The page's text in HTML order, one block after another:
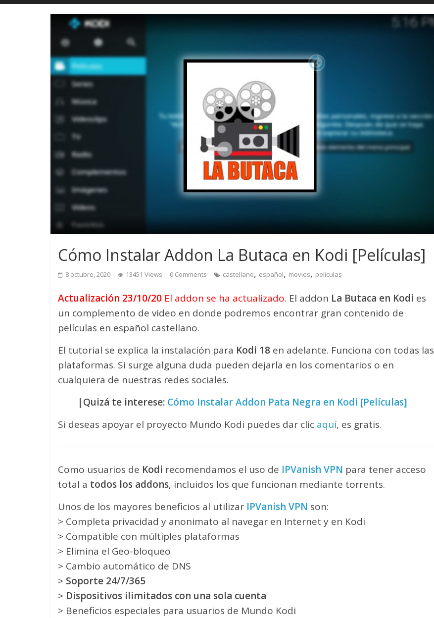
Cómo Instalar Addon La Butaca en Kodi [Películas]
8 octubre, 2020 13451 Views 0 Comments castellano, español, movies, peliculas
Actualización 23/10/20 El addon se ha actualizado. El addon La Butaca en Kodi es
un complemento de video en donde podremos encontrar gran contenido de
películas en español castellano.
El tutorial se explica la instalación para Kodi 18 en adelante. Funciona con todas las
plataformas. Si surge alguna duda pueden dejarla en los comentarios o en
cualquiera de nuestras redes sociales.
|Quizá te interese: Cómo Instalar Addon Pata Negra en Kodi [Películas]
Si deseas apoyar el proyecto Mundo Kodi puedes dar clic aquí, es gratis.
Como usuarios de Kodi recomendamos el uso de IPVanish VPN para tener acceso
total a todos los addons, incluidos los que funcionan mediante torrents.
Unos de los mayores beneficios al utilizar IPVanish VPN son:
> Completa privacidad y anonimato al navegar en Internet y en Kodi
> Compatible con múltiples plataformas
> Elimina el Geo-bloqueo
> Cambio automático de DNS
> Soporte 24/7/365
> Dispositivos ilimitados con una sola cuenta
> Beneficios especiales para usuarios de Mundo Kodi